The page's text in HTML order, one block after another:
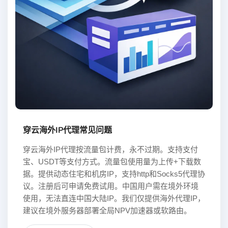
穿云海外IP代理常见问题
穿云海外IP代理按流量包计费，永不过期。支持支付
宝、USDT等支付方式。流量包使用量为上传+下载数
据。提供动态住宅和机房IP，支持http和Socks5代理协
议。注册后可申请免费试用。中国用户需在境外环境
使用，无法直连中国大陆IP。我们仅提供海外代理IP，
建议在境外服务器部署全局NPV加速器或软路由。